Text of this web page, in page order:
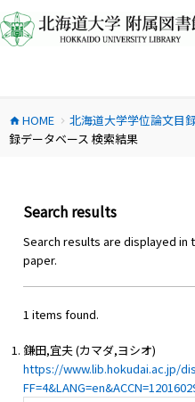
ン
テ
ス
キ
home HOME chevron_right 北海道大学学位論文目
録データベース 検索結果
Search results
Search results are displayed in
paper.
1 items found.
鎌田,宜夫 (カマダ,ヨシオ)
https://www.lib.hokudai.ac.jp/